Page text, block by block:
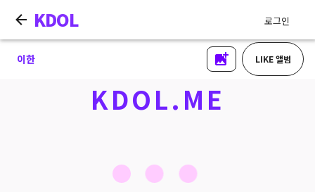
KDOL 로그인
이한 LIKE 앨범
KDOL.ME